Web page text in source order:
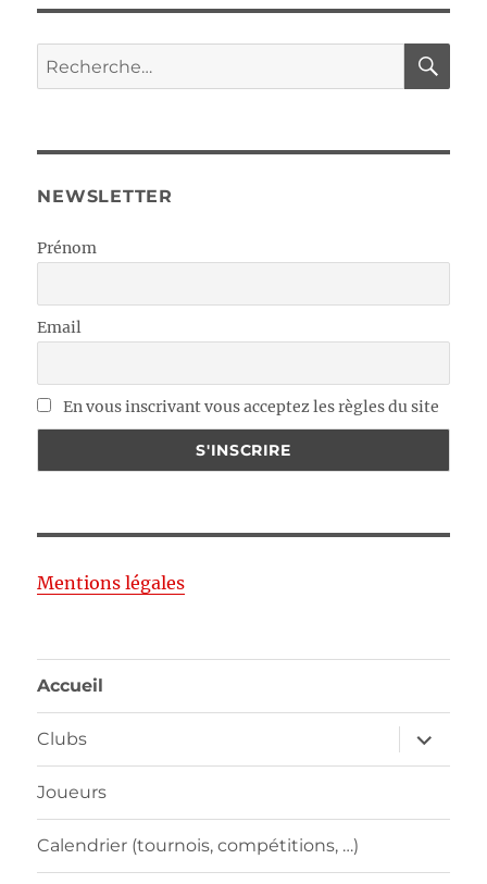
Recherche
pour :
NEWSLETTER
Prénom
Email
En vous inscrivant vous acceptez les règles du site
Mentions légales
Accueil
Clubs
ouvrir
le
sous-
Joueurs
Calendrier (tournois, compétitions, …)